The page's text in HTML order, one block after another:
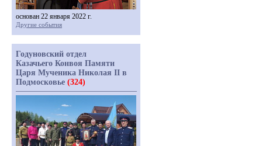
основан 22 января 2022 г.
Другие события
Годуновский отдел
Казачьего Конвоя Памяти
Царя Мученика Николая II в
Подмосковье (324)